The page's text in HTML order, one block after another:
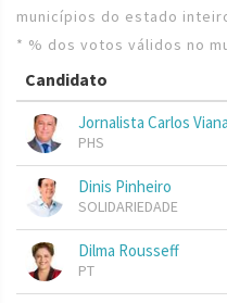
municípios do estado
* % dos votos válidos no
Candidato
Jornalista Carlos Viana
PHS
Dinis Pinheiro
SOLIDARIEDADE
Dilma Rousseff
PT